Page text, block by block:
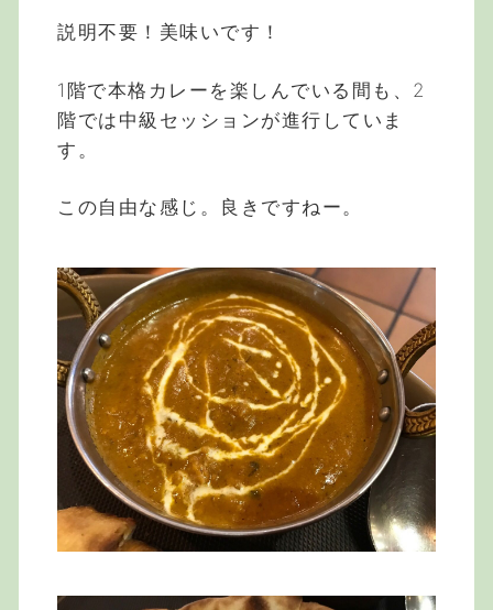
説明不要！美味いです！
1階で本格カレーを楽しんでいる間も、2
階では中級セッションが進行していま
す。
この自由な感じ。良きですねー。